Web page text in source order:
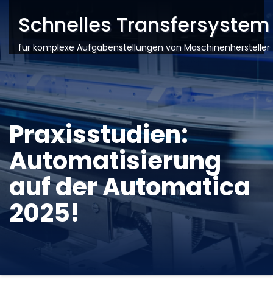
Schnelles Transfersystem
für komplexe Aufgabenstellungen von Maschinenhersteller
Praxisstudien:
Automatisierung
auf der Automatica
2025!